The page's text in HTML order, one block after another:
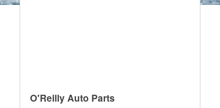
O'Reilly Auto Parts